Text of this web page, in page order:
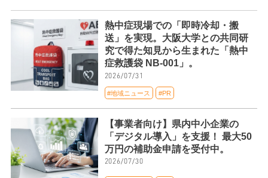
熱中症現場での「即時冷却・搬
送」を実現。大阪大学との共同研
究で得た知見から生まれた「熱中
症救護袋 NB-001」。
2026/07/31
#地域ニュース #PR
【事業者向け】県内中小企業の
「デジタル導入」を支援！ 最大50
万円の補助金申請を受付中。
2026/07/30